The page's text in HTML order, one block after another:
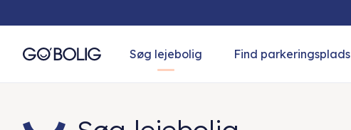
Søg lejebolig Find parkeringsplads